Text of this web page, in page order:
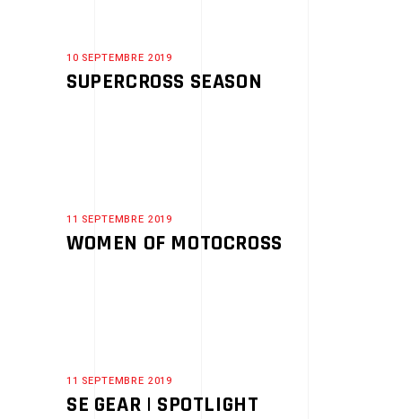
10 SEPTEMBRE 2019
SUPERCROSS SEASON
11 SEPTEMBRE 2019
WOMEN OF MOTOCROSS
11 SEPTEMBRE 2019
SE GEAR | SPOTLIGHT